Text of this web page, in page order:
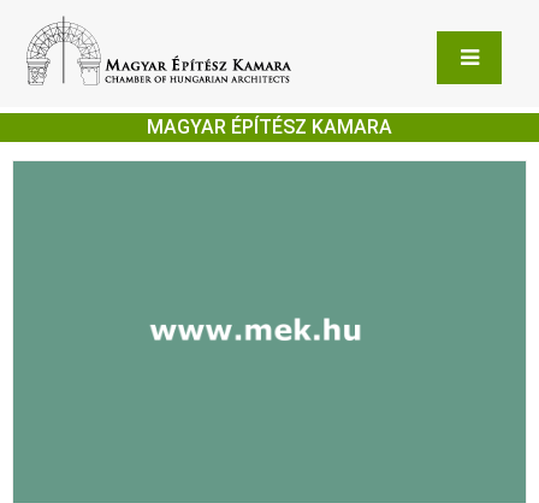
MAGYAR ÉPÍTÉSZ KAMARA